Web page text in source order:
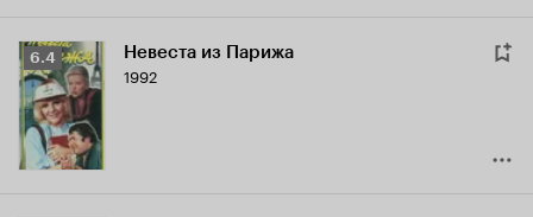
Рейтинг
Кинопоиска
6.4
6.4 Невеста из Парижа
1992